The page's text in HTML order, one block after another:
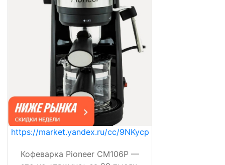
https://market.yandex.ru/cc/9NKycp
Кофеварка Pioneer CM106P —